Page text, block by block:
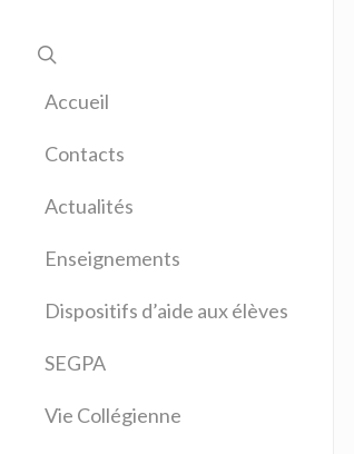
Accueil
Contacts
Actualités
Enseignements
Allemand
Anglais
Arts plastiques
Education musicale
Dispositifs d’aide aux élèves
SEGPA
Vie Collégienne